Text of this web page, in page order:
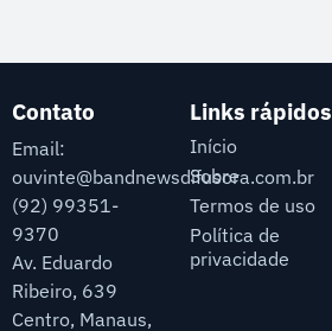
Contato
Email:
ouvinte@bandnewsdifusora.com.br
(92) 99351-
9370
Av. Eduardo
Ribeiro, 639
Centro, Manaus,
Links rápidos
Início
Sobre
Termos de uso
Política de
privacidade